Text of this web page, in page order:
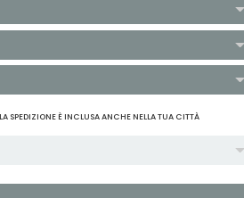
SPEDIZIONE È INCLUSA ANCHE NELLA TUA CITTÀ